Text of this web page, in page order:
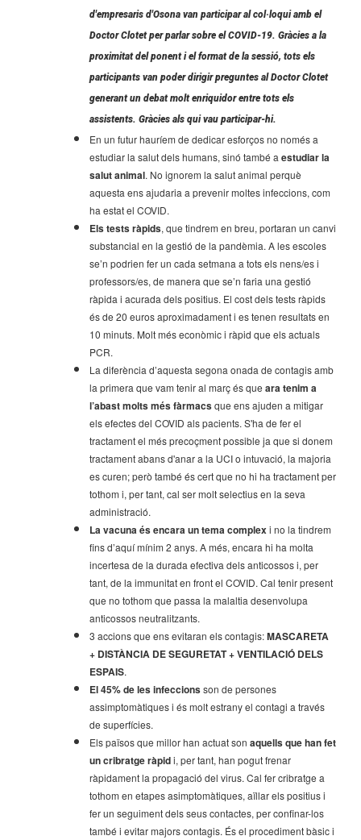
d'empresaris d'Osona van participar al col·loqui amb el
Doctor Clotet per parlar sobre el COVID-19. Gràcies a la
proximitat del ponent i el format de la sessió, tots els
participants van poder dirigir preguntes al Doctor Clotet
generant un debat molt enriquidor entre tots els
assistents. Gràcies als qui vau participar-hi.
En un futur hauríem de dedicar esforços no només a
estudiar la salut dels humans, sinó també aestudiar la
salut animal. No ignorem la salut animal perquè
aquesta ens ajudaria a prevenir moltes infeccions, com
ha estat el COVID.
Els tests ràpids, que tindrem en breu, portaran un canvi
substancial en la gestió de la pandèmia. A les escoles
se’n podrien fer un cada setmana a tots els nens/es i
professors/es, de manera que se’n faria una gestió
ràpida i acurada dels positius. El cost dels tests ràpids
és de 20 euros aproximadament i es tenen resultats en
10 minuts. Molt més econòmic i ràpid que els actuals
PCR.
La diferència d’aquesta segona onada de contagis amb
la primera que vam tenir al març és queara tenim a
l’abast molts més fàrmacsque ens ajuden a mitigar
els efectes del COVID als pacients. S'ha de fer el
tractament el més precoçment possible ja que si donem
tractament abans d'anar a la UCI o intuvació, la majoria
es curen; però també és cert que no hi ha tractament per
tothom i, per tant, cal ser molt selectius en la seva
administració.
La vacuna és encara un tema complex i no la tindrem
fins d’aquí mínim 2 anys. A més, encara hi ha molta
incertesa de la durada efectiva dels anticossos i, per
tant, de la immunitat en front el COVID. Cal tenir present
que no tothom que passa la malaltia desenvolupa
anticossos neutralitzants.
3 accions que ens evitaran els contagis:MASCARETA
+ DISTÀNCIA DE SEGURETAT + VENTILACIÓ DELS
ESPAIS.
El 45% de les infeccionsson de persones
assimptomàtiques i és molt estrany el contagi a través
de superfícies.
Els països que millor han actuat son aquells que han fet
un cribratge ràpidi, per tant, han pogut frenar
ràpidament la propagació del virus. Cal fer cribratge a
tothom en etapes asimptomàtiques, aïllar els positius i
fer un seguiment dels seus contactes, per confinar-los
també i evitar majors contagis. És el procediment bàsic i